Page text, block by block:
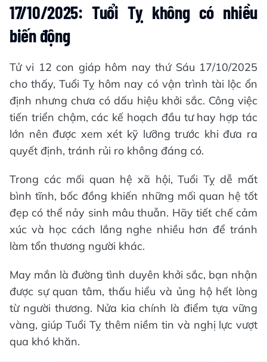
17/10/2025: Tuổi Tỵ không có nhiều
biến động
Tử vi 12 con giáp hôm nay thứ Sáu 17/10/2025
cho thấy, Tuổi Tỵ hôm nay có vận trình tài lộc ổn
định nhưng chưa có dấu hiệu khởi sắc. Công việc
tiến triển chậm, các kế hoạch đầu tư hay hợp tác
lớn nên được xem xét kỹ lưỡng trước khi đưa ra
quyết định, tránh rủi ro không đáng có.
Trong các mối quan hệ xã hội, Tuổi Tỵ dễ mất
bình tĩnh, bốc đồng khiến những mối quan hệ tốt
đẹp có thể nảy sinh mâu thuẫn. Hãy tiết chế cảm
xúc và học cách lắng nghe nhiều hơn để tránh
làm tổn thương người khác.
May mắn là đường tình duyên khởi sắc, bạn nhận
được sự quan tâm, thấu hiểu và ủng hộ hết lòng
từ người thương. Nửa kia chính là điểm tựa vững
vàng, giúp Tuổi Tỵ thêm niềm tin và nghị lực vượt
qua khó khăn.